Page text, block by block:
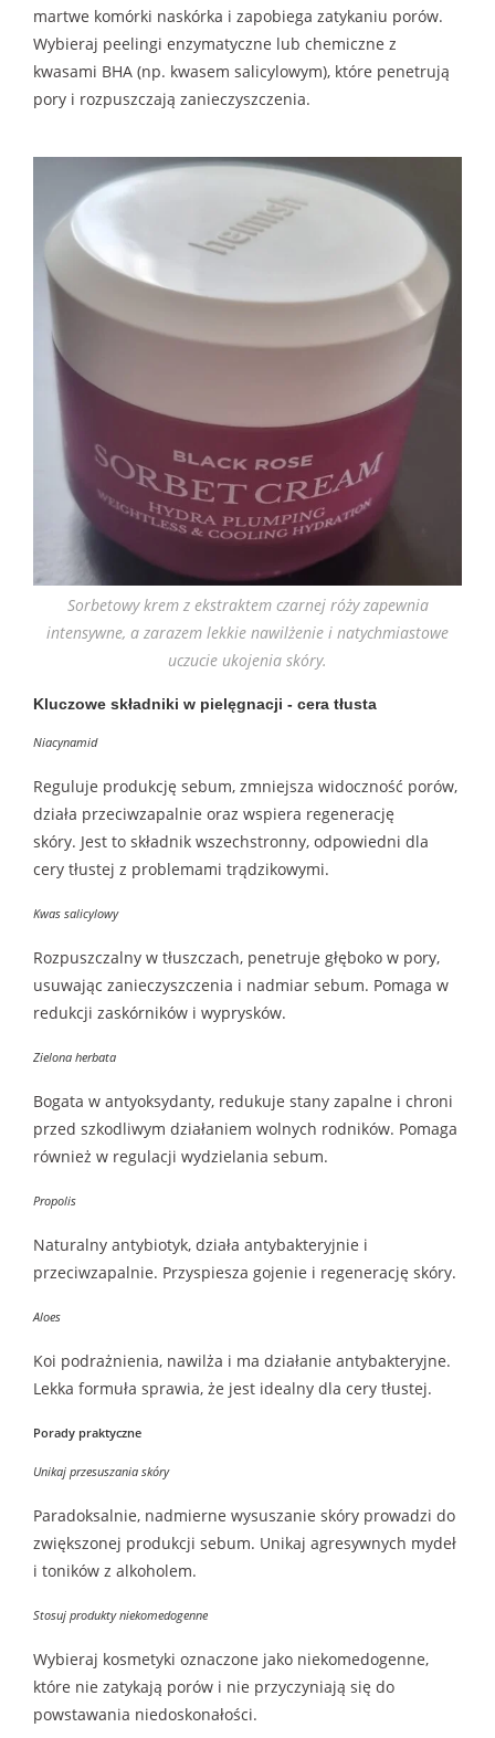
martwe komórki naskórka i zapobiega zatykaniu porów.
Wybieraj peelingi enzymatyczne lub chemiczne z
kwasami BHA (np. kwasem salicylowym), które penetrują
pory i rozpuszczają zanieczyszczenia.
Sorbetowy krem z ekstraktem czarnej róży zapewnia
intensywne, a zarazem lekkie nawilżenie i natychmiastowe
uczucie ukojenia skóry.
Kluczowe składniki w pielęgnacji - cera tłusta
Niacynamid
Reguluje produkcję sebum, zmniejsza widoczność porów,
działa przeciwzapalnie oraz wspiera regenerację
skóry. Jest to składnik wszechstronny, odpowiedni dla
cery tłustej z problemami trądzikowymi.
Kwas salicylowy
Rozpuszczalny w tłuszczach, penetruje głęboko w pory,
usuwając zanieczyszczenia i nadmiar sebum. Pomaga w
redukcji zaskórników i wyprysków.
Zielona herbata
Bogata w antyoksydanty, redukuje stany zapalne i chroni
przed szkodliwym działaniem wolnych rodników. Pomaga
również w regulacji wydzielania sebum.
Propolis
Naturalny antybiotyk, działa antybakteryjnie i
przeciwzapalnie. Przyspiesza gojenie i regenerację skóry.
Aloes
Koi podrażnienia, nawilża i ma działanie antybakteryjne.
Lekka formuła sprawia, że jest idealny dla cery tłustej.
Porady praktyczne
Unikaj przesuszania skóry
Paradoksalnie, nadmierne wysuszanie skóry prowadzi do
zwiększonej produkcji sebum. Unikaj agresywnych mydeł
i toników z alkoholem.
Stosuj produkty niekomedogenne
Wybieraj kosmetyki oznaczone jako niekomedogenne,
które nie zatykają porów i nie przyczyniają się do
powstawania niedoskonałości.